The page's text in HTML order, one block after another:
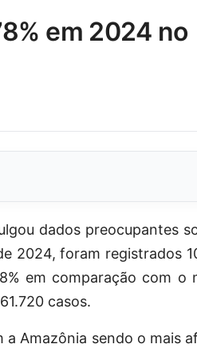
dados preocupantes
2024, foram registrados
em comparação com o
casos.
a Amazônia sendo o mais